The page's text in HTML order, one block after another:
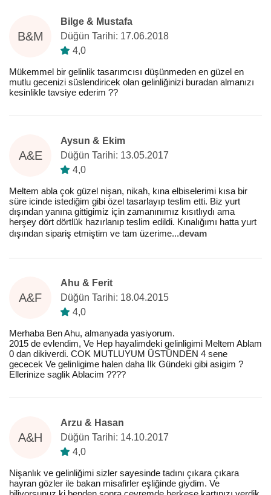
B&M
Bilge & Mustafa
Düğün Tarihi: 17.06.2018
4,0
Mükemmel bir gelinlik tasarımcısı düşünmeden en güzel en
mutlu gecenizi süslendiricek olan gelinliğinizi buradan almanızı
kesinlikle tavsiye ederim ??
A&E
Aysun & Ekim
Düğün Tarihi: 13.05.2017
4,0
Meltem abla çok güzel nişan, nikah, kına elbiselerimi kısa bir
süre icinde istediğim gibi özel tasarlayıp teslim etti. Biz yurt
dışından yanına gittigimiz için zamanınımız kısıtlıydı ama
herşey dört dörtlük hazırlanıp teslim edildi. Kınalığımı hatta yurt
dışından sipariş etmiştim ve tam üzerime...devam
A&F
Ahu & Ferit
Düğün Tarihi: 18.04.2015
4,0
Merhaba Ben Ahu, almanyada yasiyorum.
2015 de evlendim, Ve Hep hayalimdeki gelinligimi Meltem Ablam
0 dan dikiverdi. COK MUTLUYUM ÜSTÜNDEN 4 sene
gececek Ve gelinligime halen daha Ilk Gündeki gibi asigim ?
Ellerinize saglik Ablacim ????
A&H
Arzu & Hasan
Düğün Tarihi: 14.10.2017
4,0
Nişanlık ve gelinliğimi sizler sayesinde tadını çıkara çıkara
hayran gözler ile bakan misafirler eşliğinde giydim. Ve